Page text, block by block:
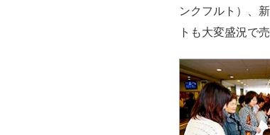
ンクフルト）、
トも大変盛況で